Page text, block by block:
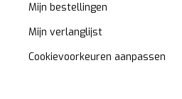
Mijn bestellingen
Mijn verlanglijst
Cookievoorkeuren aanpassen